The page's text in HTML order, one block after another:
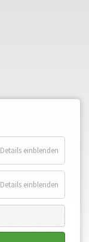
Details einblenden
Details einblenden